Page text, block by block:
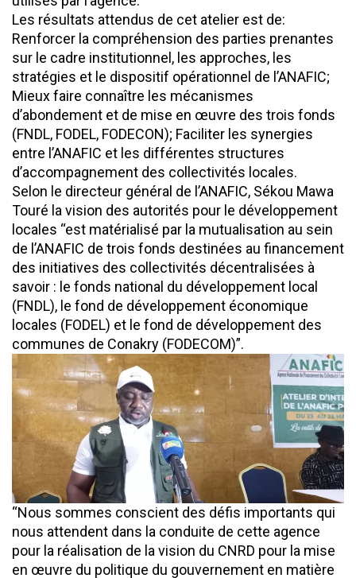
Les résultats attendus de cet atelier est de:
Renforcer la compréhension des parties prenantes
sur le cadre institutionnel, les approches, les
stratégies et le dispositif opérationnel de l’ANAFIC;
Mieux faire connaître les mécanismes
d’abondement et de mise en œuvre des trois fonds
(FNDL, FODEL, FODECON); Faciliter les synergies
entre l’ANAFIC et les différentes structures
d’accompagnement des collectivités locales.
Selon le directeur général de l’ANAFIC, Sékou Mawa
Touré la vision des autorités pour le développement
locales “est matérialisé par la mutualisation au sein
de l’ANAFIC de trois fonds destinées au financement
des initiatives des collectivités décentralisées à
savoir : le fonds national du développement local
(FNDL), le fond de développement économique
locales (FODEL) et le fond de développement des
communes de Conakry (FODECOM)”.
“Nous sommes conscient des défis importants qui
nous attendent dans la conduite de cette agence
pour la réalisation de la vision du CNRD pour la mise
en œuvre du politique du gouvernement en matière